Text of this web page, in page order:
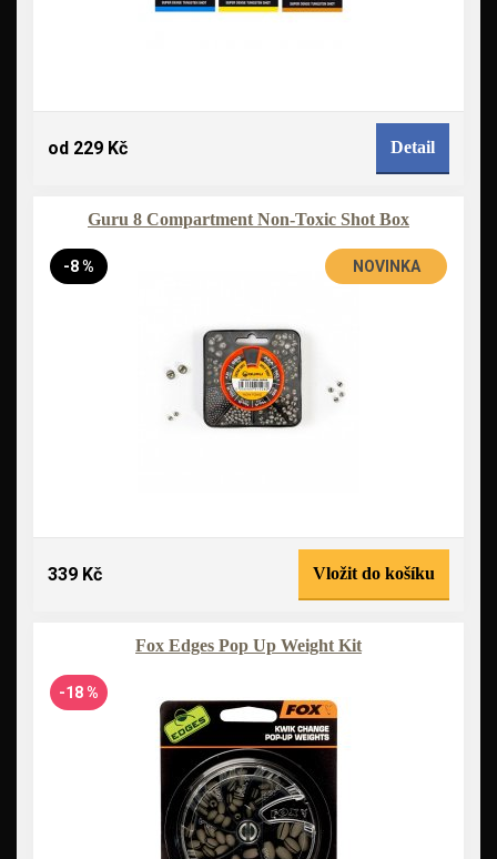
od 229 Kč Detail
Guru 8 Compartment Non-Toxic Shot Box
-8 % NOVINKA
339 Kč Vložit do košíku
Fox Edges Pop Up Weight Kit
-18 %